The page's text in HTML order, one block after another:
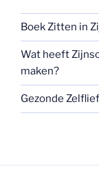
Boek Zitten in
Wat heeft
maken?
Gezonde